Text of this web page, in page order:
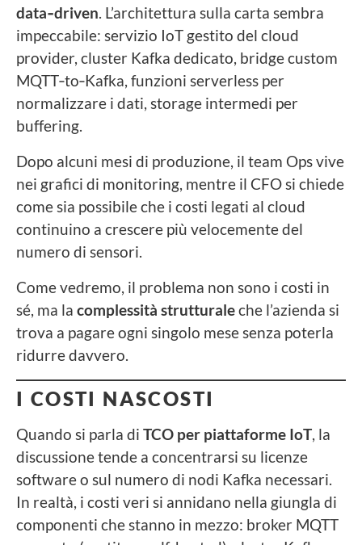
data‑driven. L’architettura sulla carta sembra
impeccabile: servizio IoT gestito del cloud
provider, cluster Kafka dedicato, bridge custom
MQTT‑to‑Kafka, funzioni serverless per
normalizzare i dati, storage intermedi per
buffering.
Dopo alcuni mesi di produzione, il team Ops vive
nei grafici di monitoring, mentre il CFO si chiede
come sia possibile che i costi legati al cloud
continuino a crescere più velocemente del
numero di sensori.
Come vedremo, il problema non sono i costi in
sé, ma la complessità strutturaleche l’azienda si
trova a pagare ogni singolo mese senza poterla
ridurre davvero.
I COSTI NASCOSTI
Quando si parla di TCO per piattaforme IoT, la
discussione tende a concentrarsi su licenze
software o sul numero di nodi Kafka necessari.
In realtà, i costi veri si annidano nella giungla di
componenti che stanno in mezzo: broker MQTT